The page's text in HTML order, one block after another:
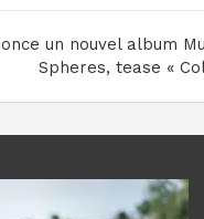
un nouvel album
Spheres, tease «